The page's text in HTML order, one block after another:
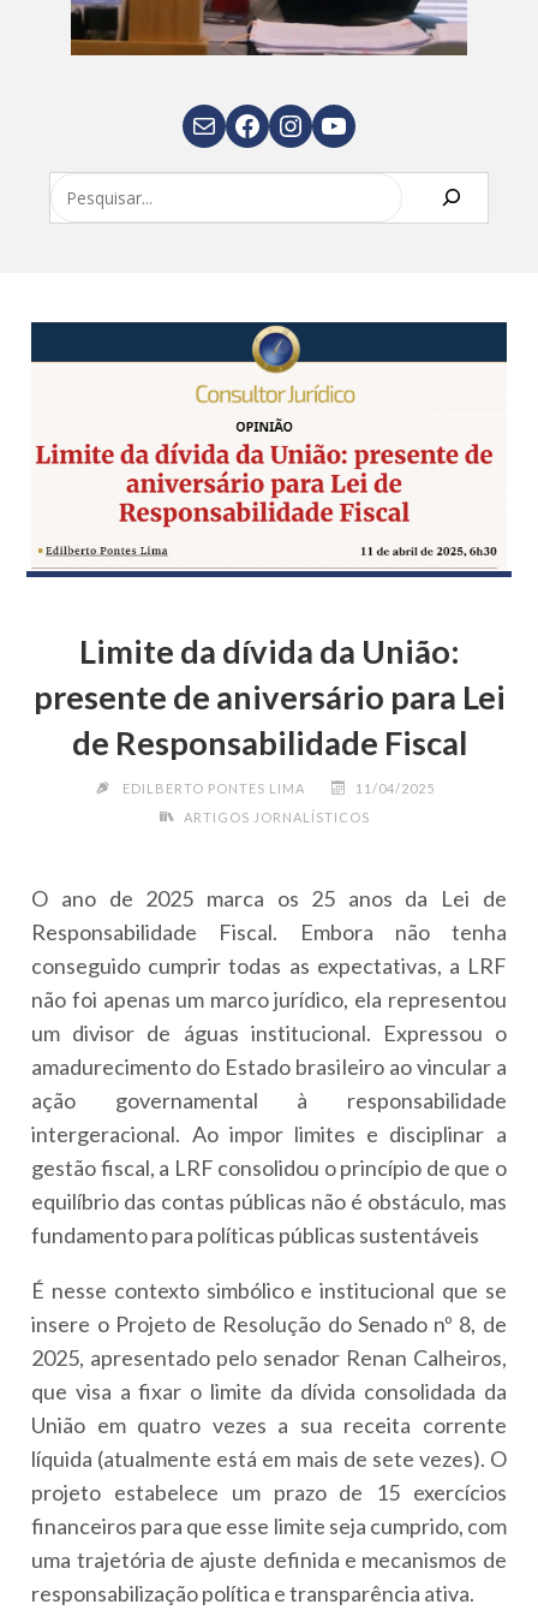
E-mailFacebook
Instagram
Youtube
Limite da dívida da União:
presente de aniversário para Lei
de Responsabilidade Fiscal
EDILBERTO PONTES LIMA
11/04/2025
ARTIGOS JORNALÍSTICOS
O ano de 2025 marca os 25 anos da Lei de
Responsabilidade Fiscal. Embora não tenha
conseguido cumprir todas as expectativas, a LRF
não foi apenas um marco jurídico, ela representou
um divisor de águas institucional. Expressou o
amadurecimento do Estado brasileiro ao vincular a
ação governamental à responsabilidade
intergeracional. Ao impor limites e disciplinar a
gestão fiscal, a LRF consolidou o princípio de que o
equilíbrio das contas públicas não é obstáculo, mas
fundamento para políticas públicas sustentáveis
É nesse contexto simbólico e institucional que se
insere o Projeto de Resolução do Senado nº 8, de
2025, apresentado pelo senador Renan Calheiros,
que visa a fixar o limite da dívida consolidada da
União em quatro vezes a sua receita corrente
líquida (atualmente está em mais de sete vezes). O
projeto estabelece um prazo de 15 exercícios
financeiros para que esse limite seja cumprido, com
uma trajetória de ajuste definida e mecanismos de
responsabilização política e transparência ativa.